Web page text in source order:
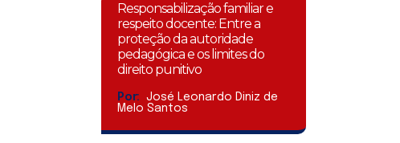
Responsabilização familiar e
respeito docente: Entre a
proteção da autoridade
pedagógica e os limites do
direito punitivo
Por:
José Leonardo Diniz de
Melo Santos